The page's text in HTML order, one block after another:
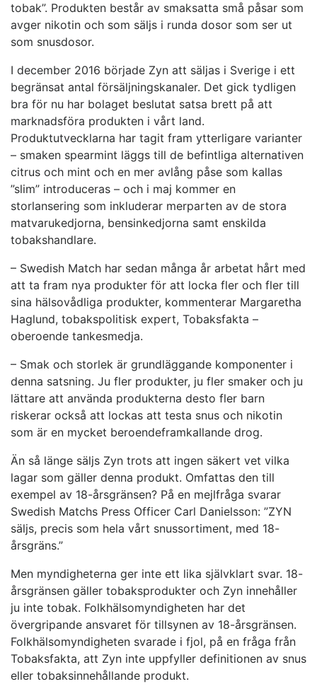
tobak”. Produkten består av smaksatta små påsar som
avger nikotin och som säljs i runda dosor som ser ut
som snusdosor.
I december 2016 började Zyn att säljas i Sverige i ett
begränsat antal försäljningskanaler. Det gick tydligen
bra för nu har bolaget beslutat satsa brett på att
marknadsföra produkten i vårt land.
Produktutvecklarna har tagit fram ytterligare varianter
– smaken spearmint läggs till de befintliga alternativen
citrus och mint och en mer avlång påse som kallas
”slim” introduceras – och i maj kommer en
storlansering som inkluderar merparten av de stora
matvarukedjorna, bensinkedjorna samt enskilda
tobakshandlare.
– Swedish Match har sedan många år arbetat hårt med
att ta fram nya produkter för att locka fler och fler till
sina hälsovådliga produkter, kommenterar Margaretha
Haglund, tobakspolitisk expert, Tobaksfakta –
oberoende tankesmedja.
– Smak och storlek är grundläggande komponenter i
denna satsning. Ju fler produkter, ju fler smaker och ju
lättare att använda produkterna desto fler barn
riskerar också att lockas att testa snus och nikotin
som är en mycket beroendeframkallande drog.
Än så länge säljs Zyn trots att ingen säkert vet vilka
lagar som gäller denna produkt. Omfattas den till
exempel av 18-årsgränsen? På en mejlfråga svarar
Swedish Matchs Press Officer Carl Danielsson: ”ZYN
säljs, precis som hela vårt snussortiment, med 18-
årsgräns.”
Men myndigheterna ger inte ett lika självklart svar. 18-
årsgränsen gäller tobaksprodukter och Zyn innehåller
ju inte tobak. Folkhälsomyndigheten har det
övergripande ansvaret för tillsynen av 18-årsgränsen.
Folkhälsomyndigheten svarade i fjol, på en fråga från
Tobaksfakta, att Zyn inte uppfyller definitionen av snus
eller tobaksinnehållande produkt.